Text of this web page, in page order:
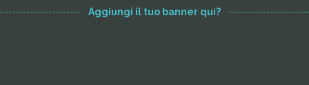
Aggiungi il tuo banner qui?